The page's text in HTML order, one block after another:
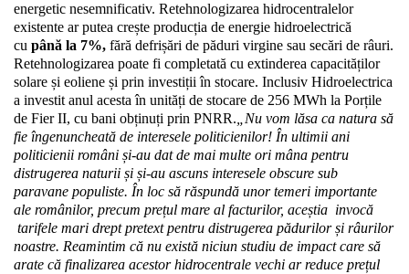
energetic nesemnificativ. Retehnologizarea hidrocentralelor
existente ar putea crește producția de energie hidroelectrică
cu până la 7%, fără defrișări de păduri virgine sau secări de râuri.
Retehnologizarea poate fi completată cu extinderea capacităților
solare și eoliene și prin investiții în stocare. Inclusiv Hidroelectrica
a investit anul acesta în unități de stocare de 256 MWh la Porțile
de Fier II, cu bani obținuți prin PNRR. „Nu vom lăsa ca natura să
fie îngenuncheată de interesele politicienilor! În ultimii ani
politicienii români și-au dat de mai multe ori mâna pentru
distrugerea naturii și și-au ascuns interesele obscure sub
paravane populiste. În loc să răspundă unor temeri importante
ale românilor, precum prețul mare al facturilor, aceștia  invocă
tarifele mari drept pretext pentru distrugerea pădurilor și râurilor
noastre. Reamintim că nu există niciun studiu de impact care să
arate că finalizarea acestor hidrocentrale vechi ar reduce prețul